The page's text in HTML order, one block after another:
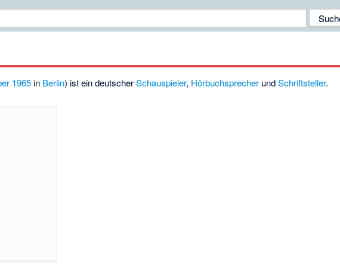
1965 in Berlin) ist ein deutscherSchauspieler, Hörbuchsprecher undSchriftsteller.